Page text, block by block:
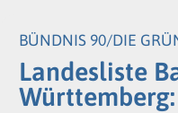
BÜNDNIS 90/DIE
Landesliste
Württemberg: